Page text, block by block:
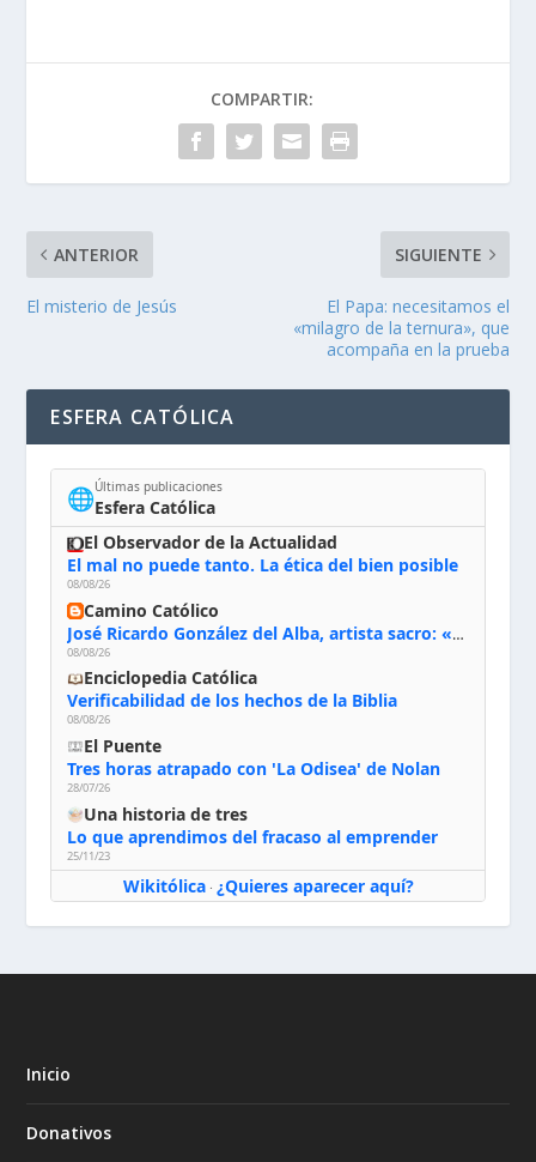
COMPARTIR:
ANTERIOR
El misterio de Jesús
SIGUIENTE
El Papa: necesitamos el
«milagro de la ternura», que
acompaña en la prueba
ESFERA CATÓLICA
🌐Últimas publicaciones
Esfera Católica
El Observador de la Actualidad
El mal no puede tanto. La ética del bien posible
08/08/26
Camino Católico
José Ricardo González del Alba, artista sacro: «Yo oro, hablo con Dios, le pido al Espíritu Santo su inspiración y siempre pinto rezando el rosario para que sea Él quien actúe a través de mis manos»
08/08/26
Enciclopedia Católica
Verificabilidad de los hechos de la Biblia
08/08/26
El Puente
Tres horas atrapado con 'La Odisea' de Nolan
28/07/26
Una historia de tres
Lo que aprendimos del fracaso al emprender
25/11/23
Wikitólica· ¿Quieres aparecer aquí?
Inicio
Donativos